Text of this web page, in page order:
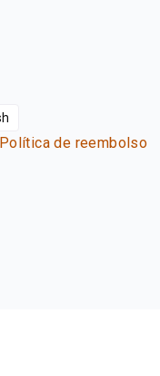
Política de reembolso